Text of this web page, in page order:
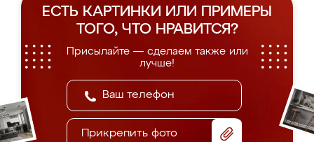
ЕСТЬ КАРТИНКИ ИЛИ ПРИМЕРЫ
ТОГО, ЧТО НРАВИТСЯ?
Присылайте — сделаем также или
лучше!
Прикрепить фото